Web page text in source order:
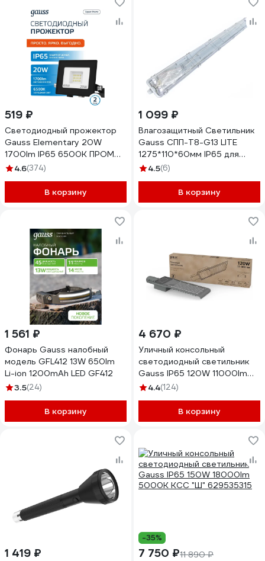
519 ₽
Светодиодный прожектор
Gauss Elementary 20W
1700lm IP65 6500К ПРОМО
черный 613100320P
4.6(374)
В корзину
1 099 ₽
Влагозащитный Светильник
Gauss СПП-Т8-G13 LITE
1275*110*60мм IP65 для
светодиодных ламп
4.5(6)
В корзину
1 561 ₽
Фонарь Gauss налобный
модель GFL412 13W 650lm
Li-ion 1200mAh LED GF412
3.5(24)
В корзину
4 670 ₽
Уличный консольный
светодиодный светильник
Gauss IP65 120W 11000lm
5000K КСС "Ш" 629534320
4.4(124)
В корзину
1 419 ₽
-35%
7 750 ₽11 890 ₽